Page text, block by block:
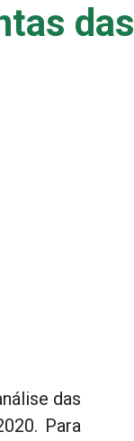
das
das
Para